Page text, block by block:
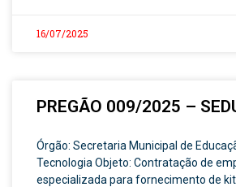
16/07/2025
PREGÃO 009/2025 –
Órgão: Secretaria Municipal de
Tecnologia Objeto: Contratação de
especializada para fornecimento de